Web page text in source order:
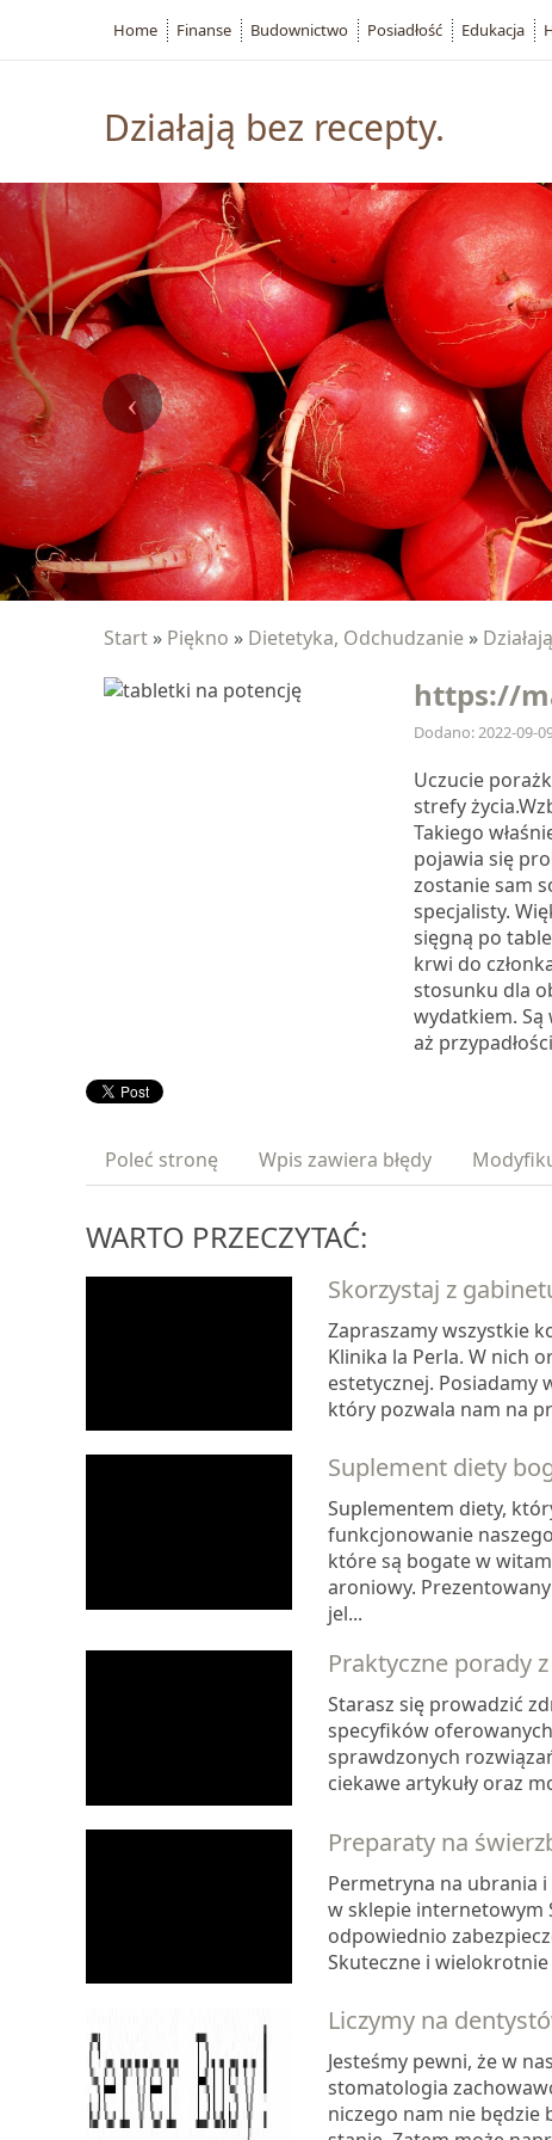
Działają bez recepty.
Start » Piękno » Dietetyka, Odchudzanie »
https://
Dodano: 2022-09-
Uczucie
strefy
Takiego
pojawia się
zostanie sam
specjalisty.
sięgną po
krwi do
stosunku dla
wydatkiem. Są
aż
Poleć stronę Wpis zawiera błędy
WARTO PRZECZYTAĆ:
Skorzystaj z
Zapraszamy wszystkie
Klinika la Perla. W nich
estetycznej. Posiadamy
który pozwala nam na
Suplement diety
Suplementem diety,
funkcjonowanie
które są bogate w
aroniowy.
jel...
Praktyczne porady
Starasz się prowadzić
specyfików
sprawdzonych
ciekawe artykuły oraz
Preparaty na
Permetryna na ubrania
w sklepie internetowym
odpowiednio
Skuteczne i
Liczymy na
Jesteśmy pewni, że w
stomatologia
niczego nam nie będzie
Home Finanse Budownictwo Posiadłość Edukacja